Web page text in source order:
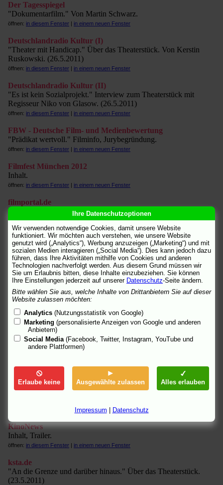
Der Tagesspiegel
"Dokumentarfilm." Von Martin Schwarz.
öffnen: in diesem Fenster | in einem neuen Fenster
Deutschlandradio Kultur (I)
"Theater mit Handicap." Über das Theaterstück. Von Kerstin
Ruskowski. (26.5.2011)
öffnen: in diesem Fenster | in einem neuen Fenster
Deutschlandradio Kultur (II)
"Es ist kein Sozialprojekt." Interview zum Theaterstück mit
Regisseur Niko von Glasow. (26.5.2011)
öffnen: in diesem Fenster | in einem neuen Fenster
FBW - Deutsche Film- und Medienbewertung
"Prädikat wertvoll." Filminfo, Jurybegründung.
öffnen: in diesem Fenster | in einem neuen Fenster
Filmfest München 2012
Inhalt.
öffnen: in diesem Fenster | in einem neuen Fenster
filmportal.de
Inhalt, Credits, Materialien.
öffnen:in diesem Fenster|in einem neuen Fenster
fluter
"Die Bühne des Lebens." Von Tim Slagman.
öffnen:in diesem Fenster|in einem neuen Fenster
FSK - Freiwillige Selbstkontrolle der Filmwirtschaft
"Freigegeben ohne Altersbeschränkung, feiertagsfrei."
Prüfergebnis.
öffnen:in diesem Fenster|in einem neuen Fenster
Kino Kino
"Dokumentarfilm." Von Louis Vazquez.
öffnen:in diesem Fenster|in einem neuen Fenster
in diesem Fenster in einem neuen Fenster
kinofenster.de
in einem neuen Fenster
KinoNews
Inhalt, Trailer.
öffnen: in diesem Fenster | in einem neuen Fenster
ksta.de
"An die Grenze und darüber hinaus." Über das Theaterstück.
(23.5.2011)
Ihre Datenschutzoptionen
Wir verwenden notwendige Cookies, damit unsere Website
funktioniert. Wir möchten auch verstehen, wie unsere Website
genutzt wird („Analytics“), Werbung anzuzeigen („Marketing“) und mit
sozialen Medien interagieren („Social Media“). Dies kann jedoch dazu
führen, dass Ihre Aktivitäten mithilfe von Cookies und anderen
Technologien nachverfolgt werden. Aus diesem Grund müssen wir
Sie um Erlaubnis bitten, diese Inhalte einzubeziehen. Sie können
Ihre Einstellungen jederzeit auf unserer Datenschutz-Seite ändern.
Bitte wählen Sie aus, welche Inhalte von Drittanbietern Sie auf dieser
Website zulassen möchten:
Analytics (Nutzungsstatistik von Google)
Marketing (personalisierte Anzeigen von Google und anderen
Anbietern)
Social Media (Facebook, Twitter, Instagram, YouTube und
andere Plattformen)
Erlaube keine Ausgewählte zulassen Alles erlauben
Impressum Datenschutz